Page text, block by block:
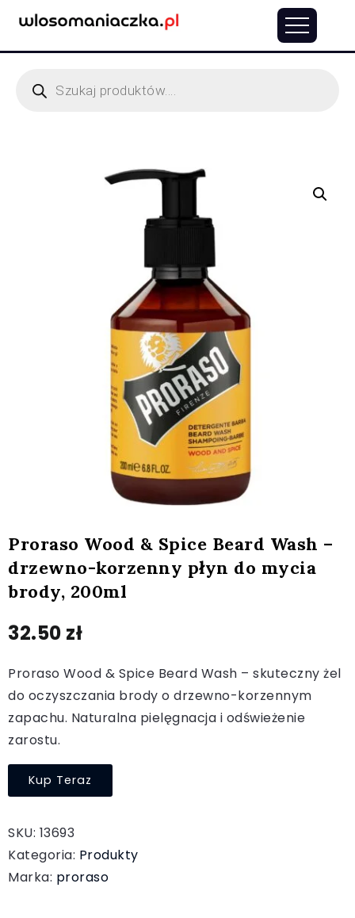
Proraso Wood & Spice Beard Wash –
drzewno-korzenny płyn do mycia
brody, 200ml
32.50 zł
Proraso Wood & Spice Beard Wash – skuteczny żel
do oczyszczania brody o drzewno-korzennym
zapachu. Naturalna pielęgnacja i odświeżenie
zarostu.
Kup Teraz
SKU: 13693
Kategoria: Produkty
Marka: proraso